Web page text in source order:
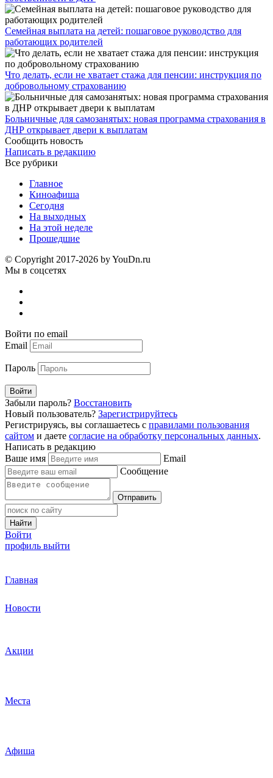
Семейная выплата на детей: пошаговое руководство для
работающих родителей
Что делать, если не хватает стажа для пенсии: инструкция по
добровольному страхованию
Больничные для самозанятых: новая программа страхования в
ДНР открывает двери к выплатам
Сообщить новость
Написать в редакцию
Все рубрики
Главное
Киноафиша
Сегодня
На выходных
На этой неделе
Прошедшие
© Copyright 2017-2026 by YouDn.ru
Мы в соцсетях
Войти по email
Email
Пароль
Войти
Забыли пароль? Восстановить
Новый пользователь? Зарегистрируйтесь
Регистрируясь, вы соглашаетесь с правилами пользования
сайтом и даете согласие на обработку персональных данных.
Написать в редакцию
Ваше имя
Email
Сообщение
Отправить
Найти
Войти
профиль выйти
Главная
Новости
Акции
Места
Афиша